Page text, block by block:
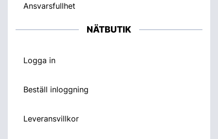
Ansvarsfullhet
NÄTBUTIK
Logga in
Beställ inloggning
Leveransvillkor